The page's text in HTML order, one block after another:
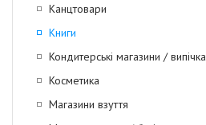
Канцтовари
Книги
Кондитерські магазини / випічка
Косметика
Магазини взуття